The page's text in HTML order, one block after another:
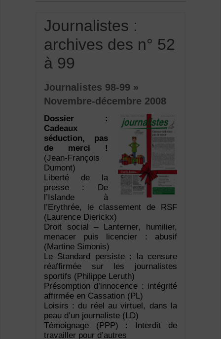
Journalistes :
archives des n° 52
à 99
Journalistes 98-99 »
Novembre-décembre 2008
Dossier :
Cadeaux
séduction, pas
de merci !
(Jean-François
Dumont)
Liberté de la
presse : De
l’Islande à
l’Erythrée, le classement de RSF
(Laurence Dierickx)
Droit social – Lanterner, humilier,
menacer puis licencier : abusif
(Martine Simonis)
Le Standard persiste : la censure
réaffirmée sur les journalistes
sportifs (Philippe Leruth)
Présomption d’innocence : intégrité
affirmée en Cassation (PL)
Loisirs : du réel au virtuel, dans la
peau d’un journaliste (LD)
Témoignage (PPP) : Interdit de
travailler pour d’autres